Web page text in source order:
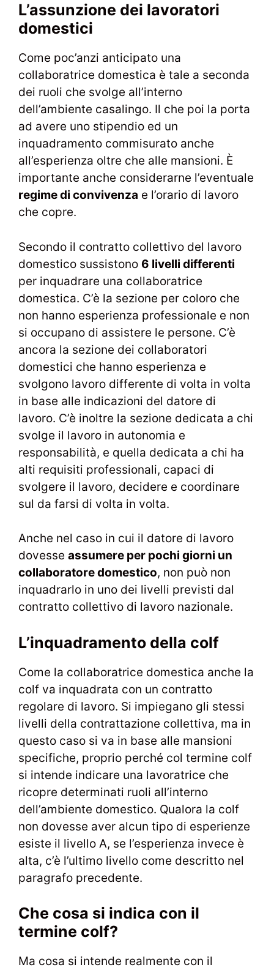
L’assunzione dei lavoratori
domestici
Come poc’anzi anticipato una
collaboratrice domestica è tale a seconda
dei ruoli che svolge all’interno
dell’ambiente casalingo. Il che poi la porta
ad avere uno stipendio ed un
inquadramento commisurato anche
all’esperienza oltre che alle mansioni. È
importante anche considerarne l’eventuale
regime di convivenza e l’orario di lavoro
che copre.
Secondo il contratto collettivo del lavoro
domestico sussistono 6 livelli differenti
per inquadrare una collaboratrice
domestica. C’è la sezione per coloro che
non hanno esperienza professionale e non
si occupano di assistere le persone. C’è
ancora la sezione dei collaboratori
domestici che hanno esperienza e
svolgono lavoro differente di volta in volta
in base alle indicazioni del datore di
lavoro. C’è inoltre la sezione dedicata a chi
svolge il lavoro in autonomia e
responsabilità, e quella dedicata a chi ha
alti requisiti professionali, capaci di
svolgere il lavoro, decidere e coordinare
sul da farsi di volta in volta.
Anche nel caso in cui il datore di lavoro
dovesse assumere per pochi giorni un
collaboratore domestico, non può non
inquadrarlo in uno dei livelli previsti dal
contratto collettivo di lavoro nazionale.
L’inquadramento della colf
Come la collaboratrice domestica anche la
colf va inquadrata con un contratto
regolare di lavoro. Si impiegano gli stessi
livelli della contrattazione collettiva, ma in
questo caso si va in base alle mansioni
specifiche, proprio perché col termine colf
si intende indicare una lavoratrice che
ricopre determinati ruoli all’interno
dell’ambiente domestico. Qualora la colf
non dovesse aver alcun tipo di esperienze
esiste il livello A, se l’esperienza invece è
alta, c’è l’ultimo livello come descritto nel
paragrafo precedente.
Che cosa si indica con il
termine colf?
Ma cosa si intende realmente con il